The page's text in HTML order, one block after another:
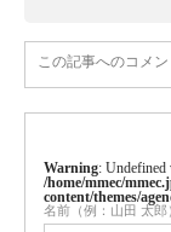
この記事へのコメン
Warning :
/home/mmec/
content/themes/
名前（例：山田 太郎